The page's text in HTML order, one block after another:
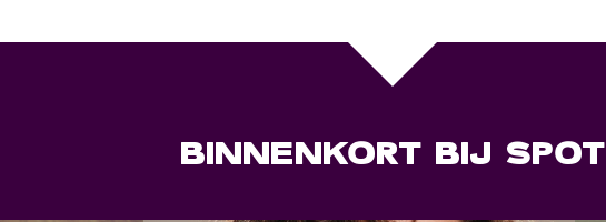
BINNENKORT BIJ SPOT